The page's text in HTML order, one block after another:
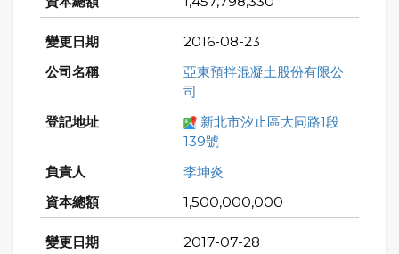
2016-08-23
亞東預拌混凝土股份有限公
司
新北市汐止區大同路1段
139號
李坤炎
1,500,000,000
2017-07-28